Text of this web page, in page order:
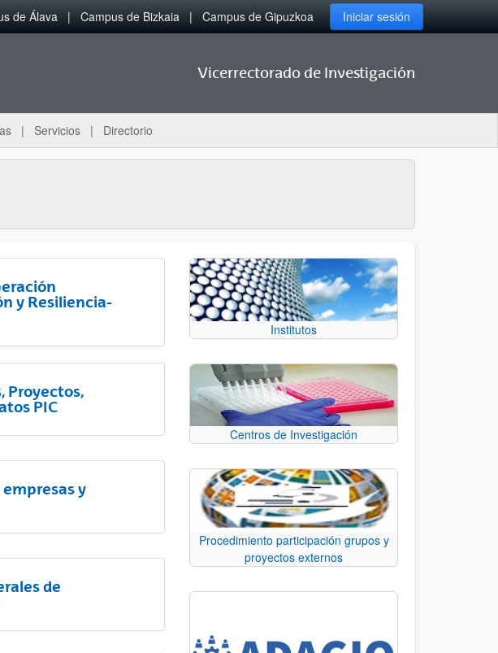
de Álava Campus de Bizkaia Campus de Gipuzkoa Iniciar sesión
Vicerrectorado de Investigación
Servicios Directorio
y Resiliencia-
Proyectos,
PIC
y
de
Institutos
Centros de Investigación
Procedimiento participación grupos y
proyectos externos